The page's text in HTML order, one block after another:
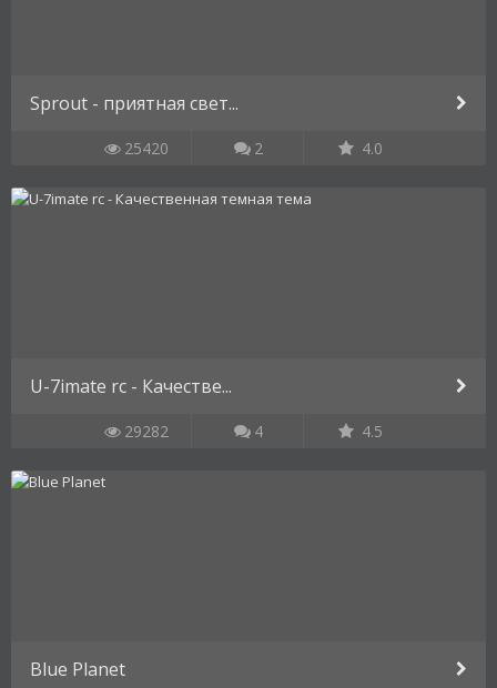
Sprout - приятная свет...
25420 2 4.0
U-7imate rc - Качестве...
29282 4 4.5
Blue Planet